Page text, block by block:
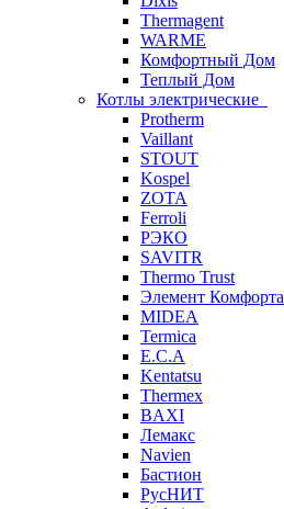
Thermagent
WARME
Комфортный Дом
Теплый Дом
Котлы электрические
Protherm
Vaillant
STOUT
Kospel
ZOTA
Ferroli
РЭКО
SAVITR
Thermo Trust
Элемент Комфорта
MIDEA
Termica
E.C.A
Kentatsu
Thermex
BAXI
Лемакс
Navien
Бастион
РусНИТ